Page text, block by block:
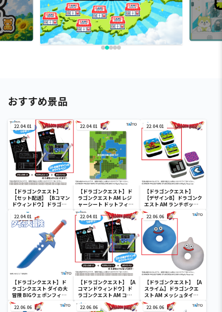
おすすめ景品
22.04.01
【ドラゴンクエスト】
【セット配送】【Bコマン
ドウィンドウ】ドラゴン
クエスト AM コマンドウ
ィンドウ ブラックボード
22.04.01
【ドラゴンクエスト】ド
ラゴンクエスト AM レジ
ャーシート ドットフィー
ルド
22.04.01
【ドラゴンクエスト】
【デザインB】ドラゴンク
エスト AM ランチボック
ス ドットフィールド
22.04.01
【ドラゴンクエスト】ド
ラゴンクエスト ダイの大
冒険 BIGウェポンフィギ
ュアコレクション ～パプ
ニカのナイフ～
22.04.01
【ドラゴンクエスト】【A
コマンドウィンドウ】ド
ラゴンクエスト AM コマ
ンドウィンドウ ブラック
ボード
22.06.06
【ドラゴンクエスト】【A
スライム】ドラゴンクエ
スト AM メッシュタイプ
円座クッション スライム
＆メタルスライム
22.06.06 22.06.06 22.06.06